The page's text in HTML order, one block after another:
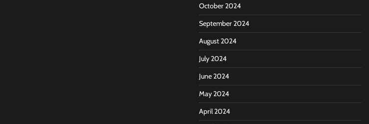
October 2024
September 2024
August 2024
July 2024
June 2024
May 2024
April 2024